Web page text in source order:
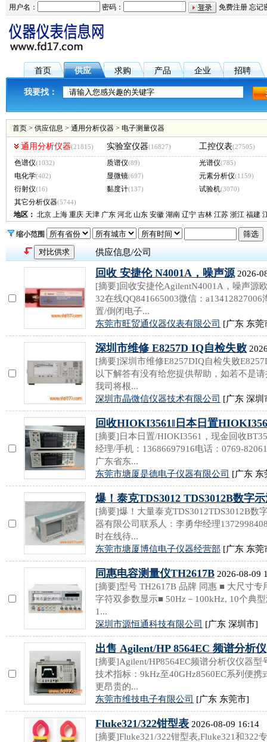
用户名： 密码： 免费注册 忘记
首页 供应 求购 产品 企业 招聘
我要找：
首页 > 供应信息 > 通用分析仪器 > 电子测量仪器
通用分析仪器(21815) 实验室仪器(16827) 工控仪表(27505)
色谱仪(1032) 质谱仪(89) 光谱仪(785)
电化学(402) 显微镜(697) 元素分析仪(1159)
衍射仪(16) 黏度计(137) 试验机(3070)
其它分析仪器(5744)
地区： 北京 上海 重庆 天津 广东 河北 山东 安徽 湖南 辽宁 吉林 江苏 浙江 福建
缩小范围
供应信息/公司
回收 安捷伦 N4001A，噪声源 2026-
[摘要]回收安捷伦AgilentN4001A，噪声源
32在线QQ841665003微信：
置/倒闭电子...
东莞市旺贸通仪器仪表有限公司 [广东 东莞
深圳市维修 E8257D IQ自检失败
[摘要]深圳市维修E8257DIQ自检失败
以下解答有没有给您提供帮助，如若不是
我司将根...
深圳市晶微信仪器技术有限公司 [广东 深圳
回收HIOKI3561‖日本日置
[摘要]日本日置/HIOKI3561，现金回收
经理/手机：13686697916电话：0769-
广东省东...
东莞市塘厦是德电子仪器有限公司 [广东 东
爆！泰克TDS3012 TDS3012B数字
[摘要]爆！大量泰克TDS3012TDS3012B数
器有限公司联系人：李勇华经理
时在线待...
东莞市塘厦博信电子仪器经营部 [广东 东莞
同惠电容测量仪TH2617B 2026-08-09
[摘要]型号 TH2617B 品牌 同惠 ■ 大尺寸
字符双参数显示■ 50Hz－100kHz, 10个典
1...
深圳市源恒通科技有限公司 [广东 深圳市]
出售 Agilent/HP 8564EC 频谱分析仪
[摘要]Agilent/HP8564EC频谱分析仪仪器型
技术指标：9kHz至40GHz8560EC系列便
更昂贵的...
东莞市维技电子有限公司 [广东 东莞市]
Fluke321/322钳型表 2026-08-09 16:14
[摘要]Fluke321/322钳型表,Fluke321和322